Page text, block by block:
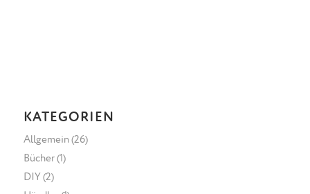
KATEGORIEN
Allgemein(26)
Bücher(1)
DIY (2)